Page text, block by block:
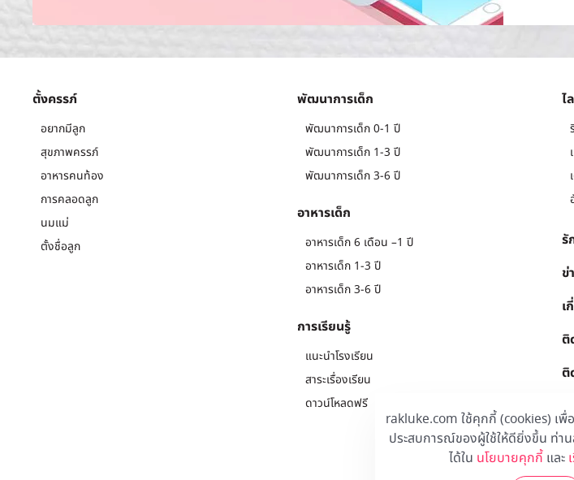
rakluke.com ใช้คุกกี้ (cookies) เ
ประสบการณ์ของผู้ใช้ให้ดียิ่งขึ้น ท่า
ได้ใน นโยบายคุกกี้และ
ตั้งครรภ์
อยากมีลูก
สุขภาพครรภ์
อาหารคนท้อง
การคลอดลูก
นมแม่
ตั้งชื่อลูก
พัฒนาการเด็ก
พัฒนาการเด็ก 0-1 ปี
พัฒนาการเด็ก 1-3 ปี
พัฒนาการเด็ก 3-6 ปี
อาหารเด็ก
อาหารเด็ก 6 เดือน –1 ปี
อาหารเด็ก 1-3 ปี
อาหารเด็ก 3-6 ปี
การเรียนรู้
แนะนำโรงเรียน
สาระเรื่องเรียน
ดาวน์โหลดฟรี
ไ
รั
ข่
เ
ติ
ติ